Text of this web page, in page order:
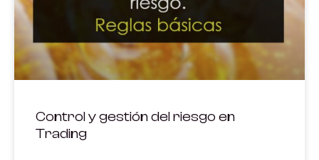
Control y gestión del riesgo en
Trading